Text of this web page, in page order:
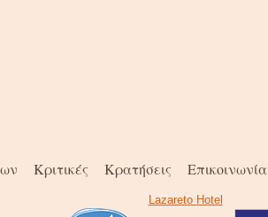
Κριτικές Κρατήσεις Επικοινωνία
Lazareto Hotel